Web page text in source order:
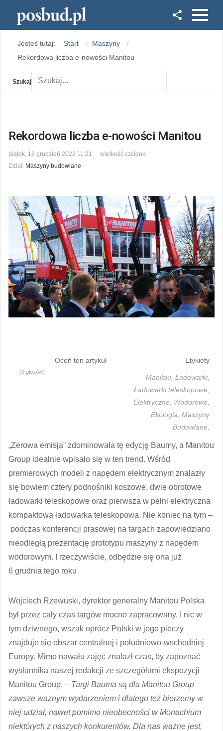
Instagram
Jesteś tutaj: Start
Maszyny
Rekordowa liczba e-nowości Manitou
Szukaj
Rekordowa liczba e-nowości Manitou
piątek, 16 grudzień 2022 11:21
wielkość czcionki
Dział: Maszyny budowlane
Oceń ten artykuł
(0 głosów)
Etykiety
Manitou, Ładowarki,
Ładowarki teleskopowe,
Elektryczne, Wodorowe,
Ekologia, Maszyny
Budowlane,
„Zerowa emisja” zdominowała tę edycję Baumy, a Manitou
Group idealnie wpisało się w ten trend. Wśród
premierowych modeli z napędem elektrycznym znalazły
się bowiem cztery podnośniki koszowe, dwie obrotowe
ładowarki teleskopowe oraz pierwsza w pełni elektryczna
kompaktowa ładowarka teleskopowa. Nie koniec na tym –
podczas konferencji prasowej na targach zapowiedziano
nieodległą prezentację prototypu maszyny z napędem
wodorowym. I rzeczywiście, odbędzie się ona już
6 grudnia tego roku
Wojciech Rzewuski, dyrektor generalny Manitou Polska
był przez cały czas targów mocno zapracowany. I nic w
tym dziwnego, wszak oprócz Polski w jego pieczy
znajduje się obszar centralnej i południowo-wschodniej
Europy. Mimo nawału zajęć znalazł czas, by zapoznać
wysłannika naszej redakcji ze szczegółami ekspozycji
Manitou Group. – Targi Bauma są dla Manitou Group
zawsze ważnym wydarzeniem i dlatego też bierzemy w
niej udział, nawet pomimo nieobecności w Monachium
niektórych z naszych konkurentów. Dla nas ważne jest,